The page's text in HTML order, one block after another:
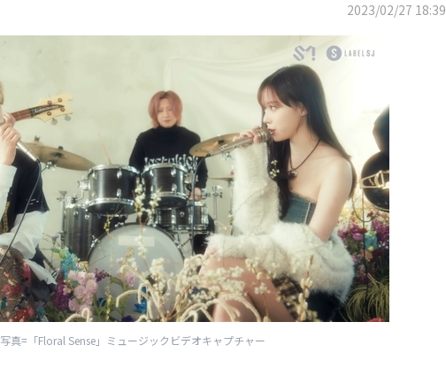
2023/02/27 18:39
写真=「Floral Sense」ミュージックビデオキャプチャー